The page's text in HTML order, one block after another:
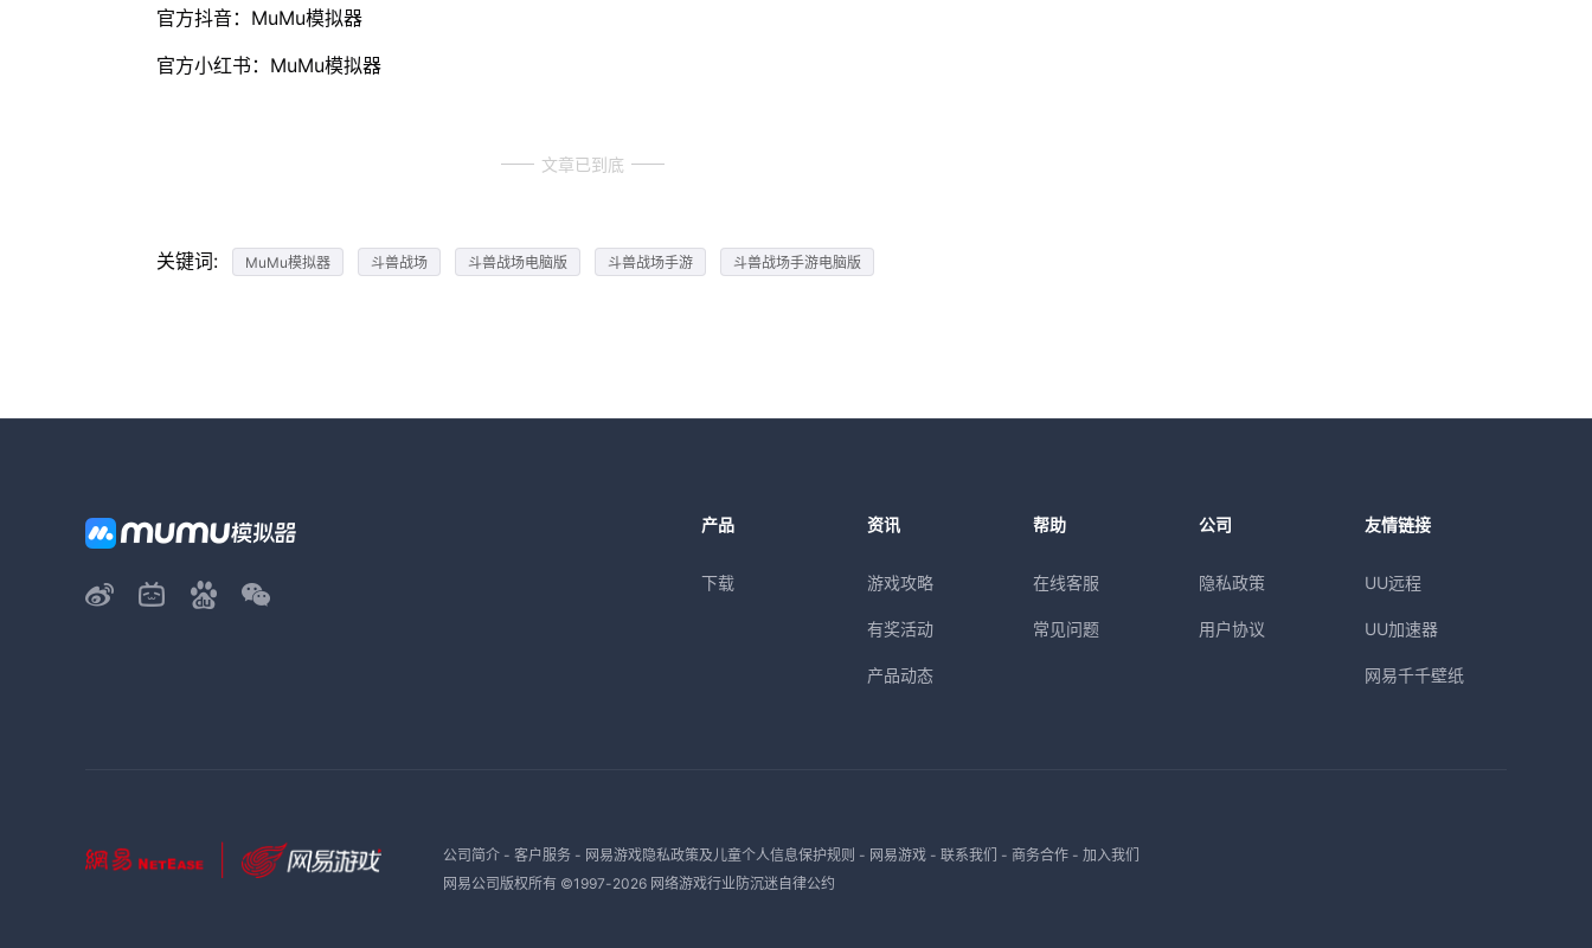
官方抖音：MuMu模拟器
官方小红书：MuMu模拟器
文章已到底
关键词: MuMu模拟器 斗兽战场 斗兽战场电脑版 斗兽战场手游 斗兽战场手游电脑版
产品
下载
资讯
游戏攻略
有奖活动
产品动态
帮助
在线客服
常见问题
公司
隐私政策
用户协议
友情链接
UU远程
UU加速器
网易千千壁纸
公司简介- 客户服务- 网易游戏隐私政策及儿童个人信息保护规则 - 网易游戏- 联系我们 - 商务合作- 加入我们
网易公司版权所有 ©1997-2026 网络游戏行业防沉迷自律公约